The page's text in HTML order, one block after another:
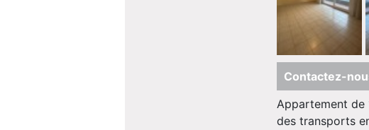
Contactez-
Appartement de
des transports